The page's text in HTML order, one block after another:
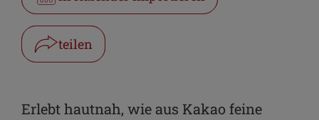
teilen
WhatsApp
Erlebt hautnah, wie aus Kakao feine